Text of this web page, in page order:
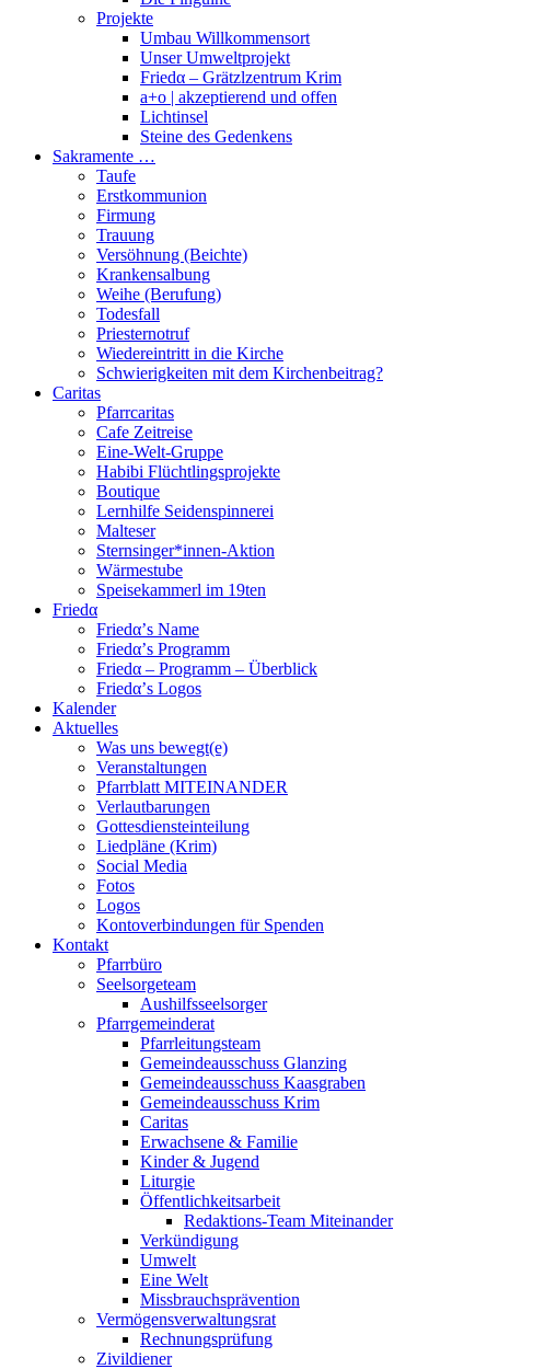
Projekte
Umbau Willkommensort
Unser Umweltprojekt
Friedα – Grätzlzentrum Krim
a+o | akzeptierend und offen
Lichtinsel
Steine des Gedenkens
Sakramente …
Taufe
Erstkommunion
Firmung
Trauung
Versöhnung (Beichte)
Krankensalbung
Weihe (Berufung)
Todesfall
Priesternotruf
Wiedereintritt in die Kirche
Schwierigkeiten mit dem Kirchenbeitrag?
Caritas
Pfarrcaritas
Cafe Zeitreise
Eine-Welt-Gruppe
Habibi Flüchtlingsprojekte
Boutique
Lernhilfe Seidenspinnerei
Malteser
Sternsinger*innen-Aktion
Wärmestube
Speisekammerl im 19ten
Friedα
Friedα’s Name
Friedα’s Programm
Friedα – Programm – Überblick
Friedα’s Logos
Kalender
Aktuelles
Was uns bewegt(e)
Veranstaltungen
Pfarrblatt MITEINANDER
Verlautbarungen
Gottesdiensteinteilung
Liedpläne (Krim)
Social Media
Fotos
Logos
Kontoverbindungen für Spenden
Kontakt
Pfarrbüro
Seelsorgeteam
Aushilfsseelsorger
Pfarrgemeinderat
Pfarrleitungsteam
Gemeindeausschuss Glanzing
Gemeindeausschuss Kaasgraben
Gemeindeausschuss Krim
Caritas
Erwachsene & Familie
Kinder & Jugend
Liturgie
Öffentlichkeitsarbeit
Redaktions-Team Miteinander
Verkündigung
Umwelt
Eine Welt
Missbrauchsprävention
Vermögensverwaltungsrat
Rechnungsprüfung
Zivildiener